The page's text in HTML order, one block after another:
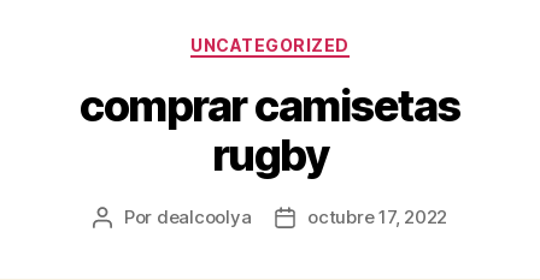
Categorías
UNCATEGORIZED
comprar camisetas
rugby
Autor
Por dealcoolya
Fechaoctubre 17, 2022